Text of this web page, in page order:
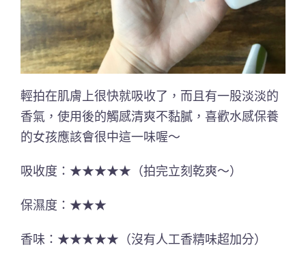
輕拍在肌膚上很快就吸收了，而且有一股淡淡的
香氣，使用後的觸感清爽不黏膩，喜歡水感保養
的女孩應該會很中這一味喔～
吸收度：★★★★★（拍完立刻乾爽～）
保濕度：★★★
香味：★★★★★（沒有人工香精味超加分）